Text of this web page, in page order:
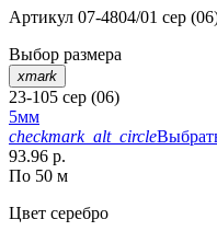
Артикул 07-4804/01 сер
Выбор размера
xmark
23-105 сер (06)
5мм
checkmark_alt_circle
93.96 р.
По 50 м
Цвет серебро